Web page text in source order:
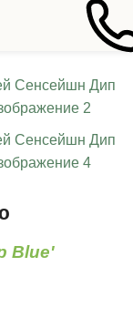
многолетники
Blue'